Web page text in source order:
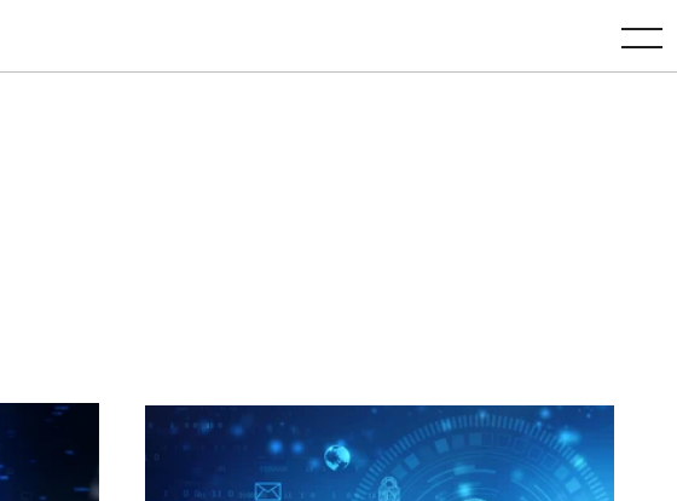
toggle navigation